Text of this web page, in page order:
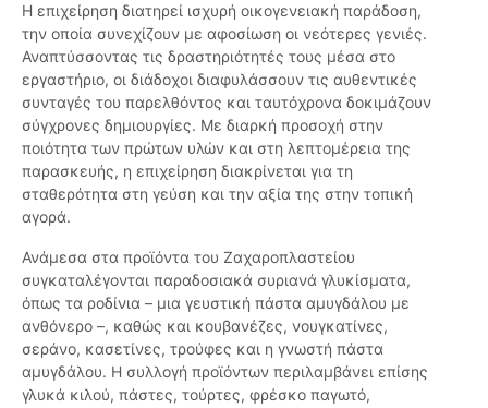
Η επιχείρηση διατηρεί ισχυρή οικογενειακή παράδοση,
την οποία συνεχίζουν με αφοσίωση οι νεότερες γενιές.
Αναπτύσσοντας τις δραστηριότητές τους μέσα στο
εργαστήριο, οι διάδοχοι διαφυλάσσουν τις αυθεντικές
συνταγές του παρελθόντος και ταυτόχρονα δοκιμάζουν
σύγχρονες δημιουργίες. Με διαρκή προσοχή στην
ποιότητα των πρώτων υλών και στη λεπτομέρεια της
παρασκευής, η επιχείρηση διακρίνεται για τη
σταθερότητα στη γεύση και την αξία της στην τοπική
αγορά.
Ανάμεσα στα προϊόντα του Ζαχαροπλαστείου
συγκαταλέγονται παραδοσιακά συριανά γλυκίσματα,
όπως τα ροδίνια – μια γευστική πάστα αμυγδάλου με
ανθόνερο –, καθώς και κουβανέζες, νουγκατίνες,
σεράνο, κασετίνες, τρούφες και η γνωστή πάστα
αμυγδάλου. Η συλλογή προϊόντων περιλαμβάνει επίσης
γλυκά κιλού, πάστες, τούρτες, φρέσκο παγωτό,